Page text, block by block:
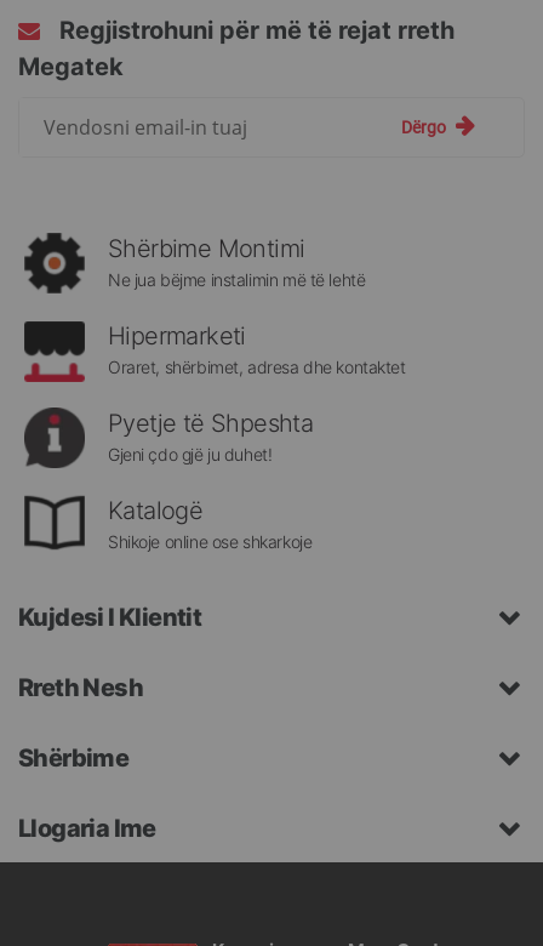
Regjistrohuni për më të rejat rreth
Megatek
rreth
Megatek:
Dërgo
Shërbime Montimi
Ne jua bëjme instalimin më të lehtë
Hipermarketi
Oraret, shërbimet, adresa dhe kontaktet
Pyetje të Shpeshta
Gjeni çdo gjë ju duhet!
Katalogë
Shikoje online ose shkarkoje
Kujdesi I Klientit
Rreth Nesh
Shërbime
Llogaria Ime